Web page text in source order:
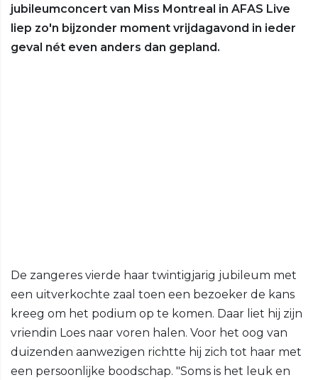
jubileumconcert van Miss Montreal in AFAS Live
liep zo'n bijzonder moment vrijdagavond in ieder
geval nét even anders dan gepland.
De zangeres vierde haar twintigjarig jubileum met
een uitverkochte zaal toen een bezoeker de kans
kreeg om het podium op te komen. Daar liet hij zijn
vriendin Loes naar voren halen. Voor het oog van
duizenden aanwezigen richtte hij zich tot haar met
een persoonlijke boodschap. "Soms is het leuk en